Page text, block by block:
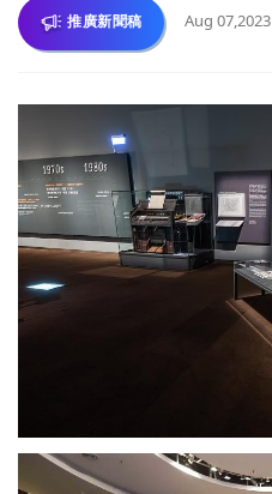
推廣新聞稿 Aug 07,2023